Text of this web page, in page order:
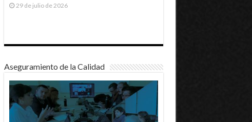
29 de julio de 2026
Aseguramiento de la Calidad